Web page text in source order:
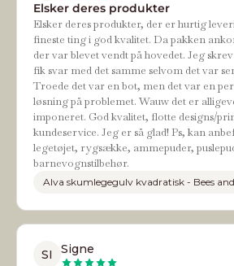
Elsker deres produkter
Elsker deres produkter, der er hurtig
fineste ting i god kvalitet. Da pakken
der var blevet vendt på hovedet. Jeg
fik svar med det samme selvom det var
Troede det var en bot, men det var en
løsning på problemet. Wauw det er
imponeret. God kvalitet, flotte designs/
kundeservice. Jeg er så glad! Ps, kan
legetøjet, rygsække, ammepuder,
barnevognstilbehør.
Alva skumlegegulv kvadratisk - Bees
SI
Signe